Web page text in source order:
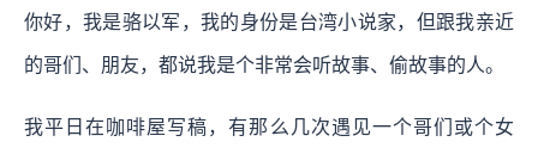
你好，我是骆以军，我的身份是台湾小说家，但跟我亲近
的哥们、朋友，都说我是个非常会听故事、偷故事的人。
我平日在咖啡屋写稿，有那么几次遇见一个哥们或个女